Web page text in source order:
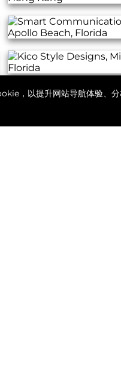
，以提升网站导航体验、